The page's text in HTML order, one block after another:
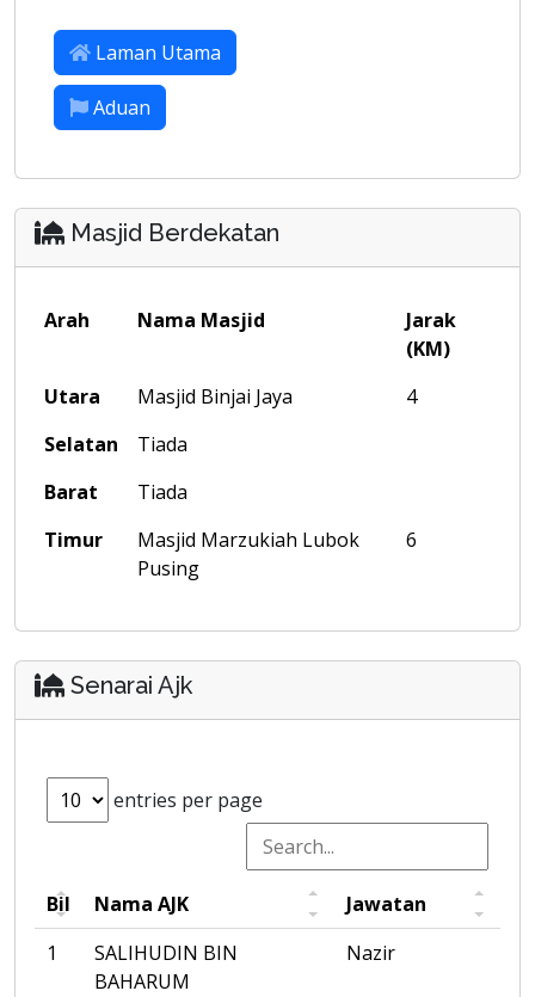
Laman Utama
Aduan
Masjid Berdekatan
Arah Nama Masjid
Jarak
(KM)
Utara
Masjid Binjai Jaya
4
Selatan
Tiada
Barat
Tiada
Timur
Masjid Marzukiah Lubok
Pusing
6
Senarai Ajk
entries per page
Bil Nama AJK
Jawatan
1
SALIHUDIN BIN
BAHARUM
Nazir